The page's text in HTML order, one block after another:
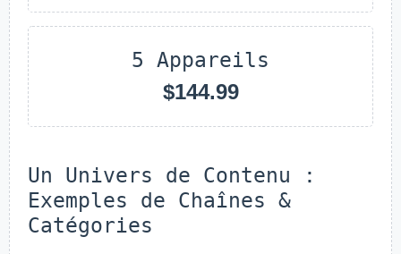
5 Appareils
$144.99
Un Univers de Contenu :
Exemples de Chaînes &
Catégories